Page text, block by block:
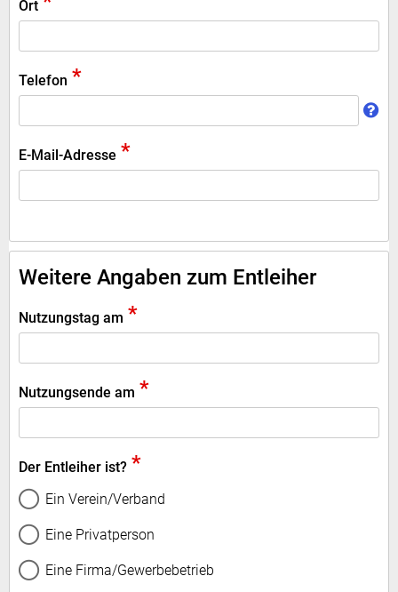
Ort
Telefon *
E-Mail-Adresse *
Weitere Angaben zum Entleiher
Nutzungstag am *
Nutzungsende am *
Der Entleiher ist? *
Ein Verein/Verband
Eine Privatperson
Eine Firma/Gewerbebetrieb